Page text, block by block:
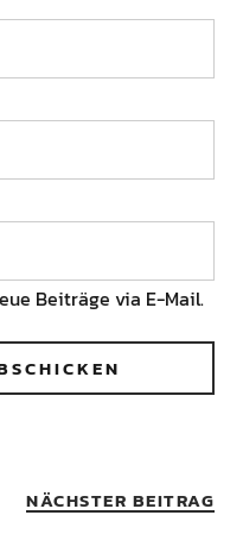
Beiträge via E-Mail.
NÄCHSTER BEITRAG